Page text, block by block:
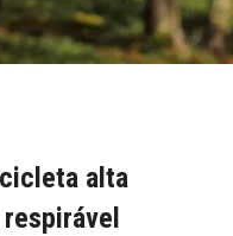
alta